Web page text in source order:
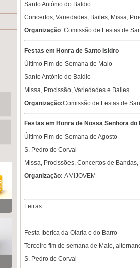
Santo António do Baldio
Concertos, Variedades, Bailes, Missa,
Organização: Comissão de Festas de
Festas em Honra de Santo Isidro
Último Fim-de-Semana de Maio
Santo António do Baldio
Missa, Procissão, Variedades e Bailes
Organização:Comissão de Festas de
Festas em Honra de Nossa Senhora do
Último Fim-de-Semana de Agosto
S. Pedro do Corval
Missa, Procissões, Concertos de
Organização: AMIJOVEM
Feiras
Festa Ibérica da Olaria e do Barro
Terceiro fim de semana de Maio,
S. Pedro do Corval